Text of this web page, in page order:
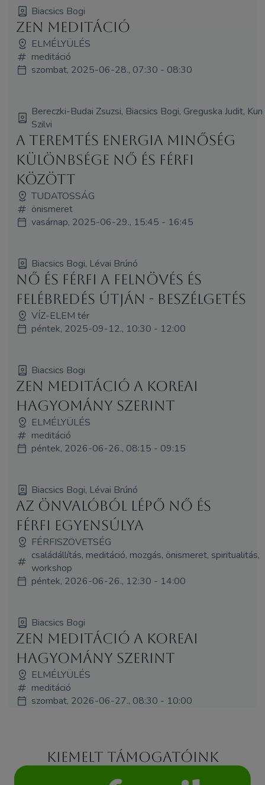
Biacsics Bogi
Zen meditáció
ELMÉLYÜLÉS
meditáció
szombat, 2025-06-28., 07:30 - 08:30
Bereczki-Budai Zsuzsi, Biacsics Bogi, Greguska Judit, Kun
Szilvi
A teremtés energia minőség
különbsége nő és férfi
között
TUDATOSSÁG
önismeret
vasárnap, 2025-06-29., 15:45 - 16:45
Biacsics Bogi, Lévai Brúnó
Nő és Férfi a felnövés és
felébredés útján - BESZÉLGETÉS
VÍZ-ELEM tér
péntek, 2025-09-12., 10:30 - 12:00
Biacsics Bogi
Zen meditáció a koreai
hagyomány szerint
ELMÉLYÜLÉS
meditáció
péntek, 2026-06-26., 08:15 - 09:15
Biacsics Bogi, Lévai Brúnó
Az Önvalóból lépő nő és
férfi egyensúlya
FÉRFISZÖVETSÉG
családállítás, meditáció, mozgás, önismeret, spiritualitás,
workshop
péntek, 2026-06-26., 12:30 - 14:00
Biacsics Bogi
Zen meditáció a koreai
hagyomány szerint
ELMÉLYÜLÉS
meditáció
szombat, 2026-06-27., 08:30 - 10:00
Kiemelt támogatóink